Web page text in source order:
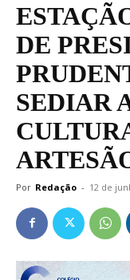
DE
SEDIAR
Por Redação - 12 de